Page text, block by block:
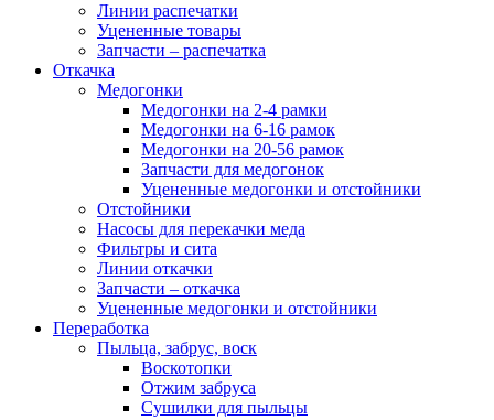
Линии распечатки
Уцененные товары
Запчасти – распечатка
Откачка
Медогонки
Медогонки на 2-4 рамки
Медогонки на 6-16 рамок
Медогонки на 20-56 рамок
Запчасти для медогонок
Уцененные медогонки и отстойники
Отстойники
Насосы для перекачки меда
Фильтры и сита
Линии откачки
Запчасти – откачка
Уцененные медогонки и отстойники
Переработка
Пыльца, забрус, воск
Воскотопки
Отжим забруса
Сушилки для пыльцы